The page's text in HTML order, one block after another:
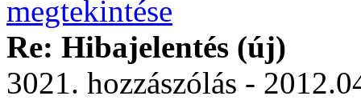
Re: Hibajelentés (új)
3021. hozzászólás -